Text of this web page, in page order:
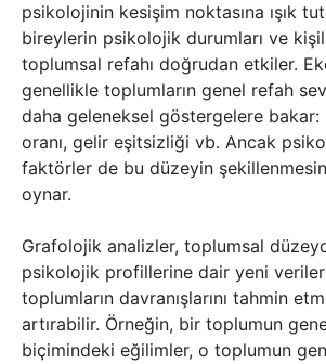
psikolojinin kesişim noktasına ışık
bireylerin psikolojik durumları ve
toplumsal refahı doğrudan etkiler.
genellikle toplumların genel refah
daha geleneksel göstergelere bakar:
oranı, gelir eşitsizliği vb. Ancak
faktörler de bu düzeyin
oynar.
Grafolojik analizler, toplumsal
psikolojik profillerine dair yeni
toplumların davranışlarını tahmin
artırabilir. Örneğin, bir toplumun
biçimindeki eğilimler, o toplumun